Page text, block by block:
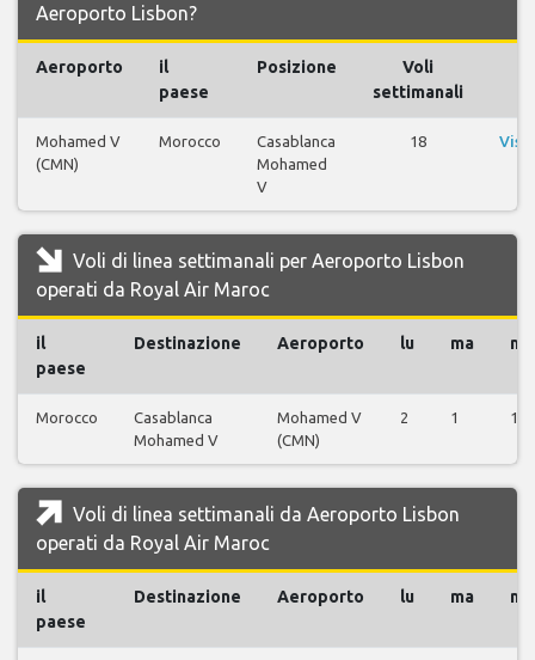
Aeroporto Lisbon?
Aeroporto
il
paese
Posizione
Voli
settimanali
Mohamed V
(CMN)
Morocco
Casablanca
Mohamed
V
18
Voli di linea settimanali per Aeroporto Lisbon
operati da Royal Air Maroc
il
paese
Destinazione Aeroporto lu ma me
Morocco
Casablanca
Mohamed V
Mohamed V
(CMN)
2 1 1
Voli di linea settimanali da Aeroporto Lisbon
operati da Royal Air Maroc
il
paese
Destinazione Aeroporto lu ma me